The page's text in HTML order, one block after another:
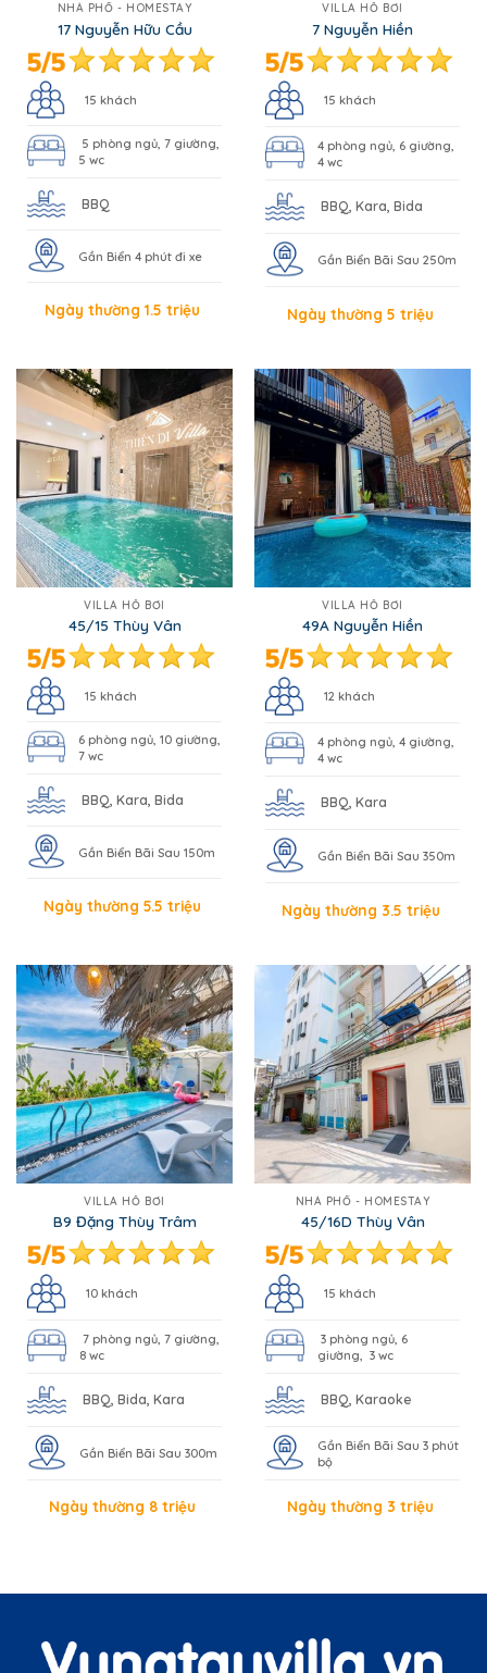
NHÀ PHỐ - HOMESTAY
17 Nguyễn Hữu Cầu
15 khách
5 phòng ngủ, 7 giường,
5 wc
BBQ
Gần Biển 4 phút đi xe
Ngày thường 1.5 triệu
VILLA HỒ BƠI
7 Nguyễn Hiền
15 khách
4 phòng ngủ, 6 giường,
4 wc
BBQ, Kara, Bida
Gần Biển Bãi Sau 250m
Ngày thường 5 triệu
VILLA HỒ BƠI
45/15 Thùy Vân
15 khách
6 phòng ngủ, 10 giường,
7 wc
BBQ, Kara, Bida
Gần Biển Bãi Sau 150m
Ngày thường 5.5 triệu
VILLA HỒ BƠI
49A Nguyễn Hiền
12 khách
4 phòng ngủ, 4 giường,
4 wc
BBQ, Kara
Gần Biển Bãi Sau 350m
Ngày thường 3.5 triệu
VILLA HỒ BƠI
B9 Đặng Thùy Trâm
10 khách
7 phòng ngủ, 7 giường,
8 wc
BBQ, Bida, Kara
Gần Biển Bãi Sau 300m
Ngày thường 8 triệu
NHÀ PHỐ - HOMESTAY
45/16D Thùy Vân
15 khách
3 phòng ngủ, 6
giường, 3 wc
BBQ, Karaoke
Gần Biển Bãi Sau 3 phút
bộ
Ngày thường 3 triệu